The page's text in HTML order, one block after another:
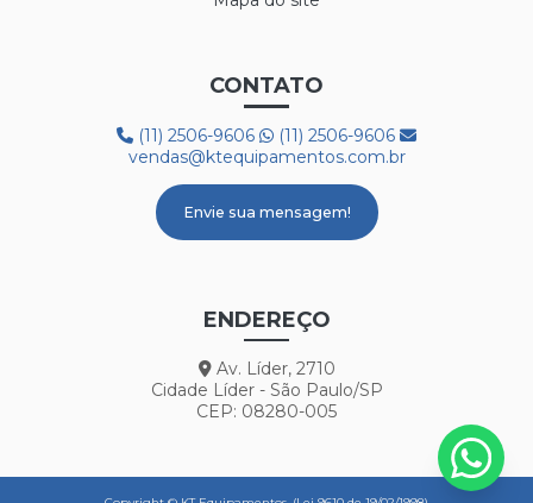
CONTATO
(11) 2506-9606
(11) 2506-9606
vendas@ktequipamentos.com.br
Envie sua mensagem!
ENDEREÇO
Av. Líder, 2710
Cidade Líder - São Paulo/SP
CEP: 08280-005